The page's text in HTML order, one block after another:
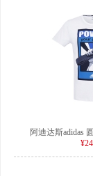
阿迪达斯adidas